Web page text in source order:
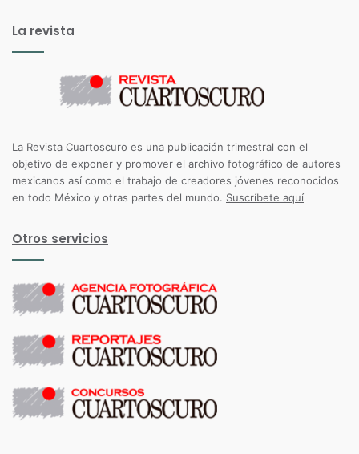
La revista
La Revista Cuartoscuro es una publicación trimestral con el
objetivo de exponer y promover el archivo fotográfico de autores
mexicanos así como el trabajo de creadores jóvenes reconocidos
en todo México y otras partes del mundo. Suscríbete aquí
Otros servicios